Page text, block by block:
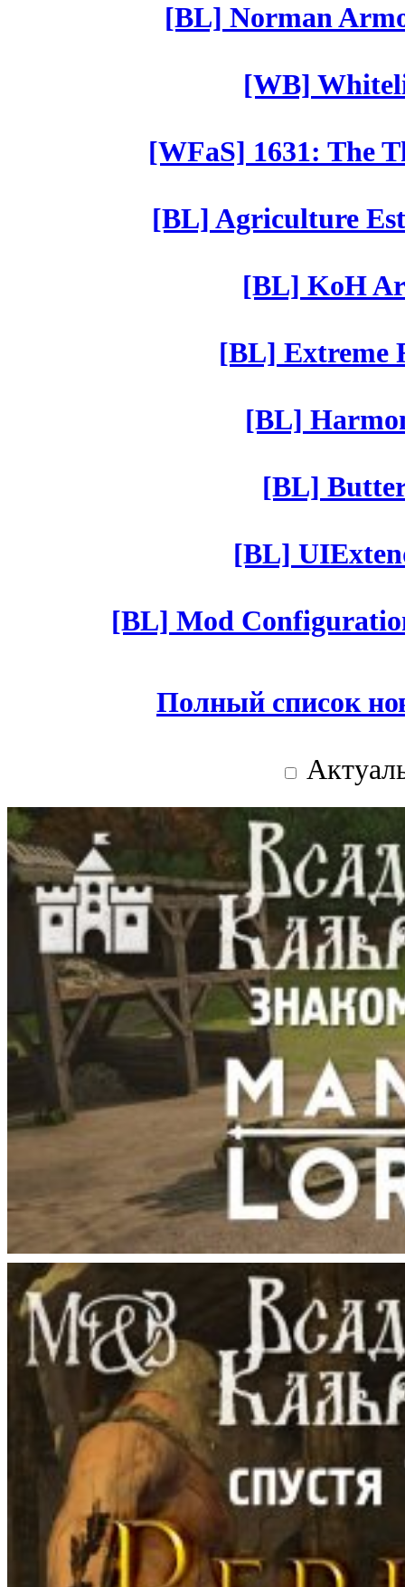
[BL] Norman
[WB]
[WFaS] 1631: The
[BL] Agriculture
[BL] KoH
[BL] Extreme
[BL]
[BL]
[BL]
[BL] Mod
Полный список